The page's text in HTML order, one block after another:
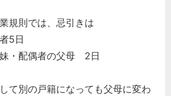
規則では、忌引きは
5日
・配偶者の父母 2日
て別の戸籍になっても父母に変わ